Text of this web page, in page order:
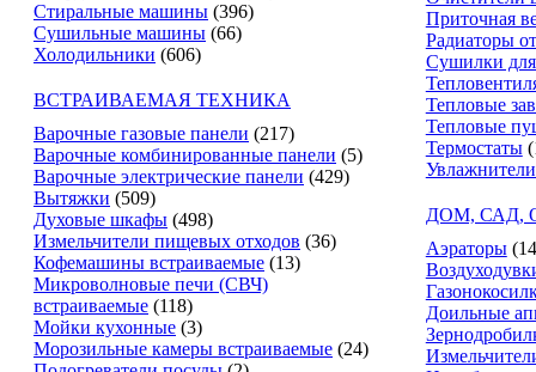
Стиральные машины (396)
Сушильные машины (66)
Холодильники (606)
ВСТРАИВАЕМАЯ ТЕХНИКА
Варочные газовые панели (217)
Варочные комбинированные панели (5)
Варочные электрические панели (429)
Вытяжки (509)
Духовые шкафы (498)
Измельчители пищевых отходов (36)
Кофемашины встраиваемые (13)
Микроволновые печи (СВЧ)
встраиваемые (118)
Мойки кухонные (3)
Морозильные камеры встраиваемые (24)
Приточная
Радиаторы
Сушилки
Тепловые
Тепловые
Термостаты
ДОМ, САД,
Аэраторы
Доильные